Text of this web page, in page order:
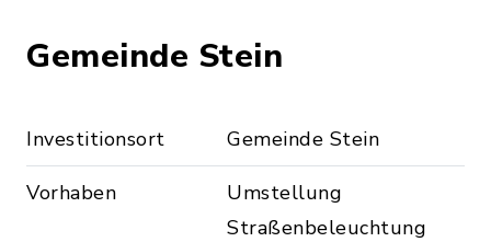
Gemeinde Stein
Investitionsort Gemeinde Stein
Vorhaben
Umstellung
Straßenbeleuchtung